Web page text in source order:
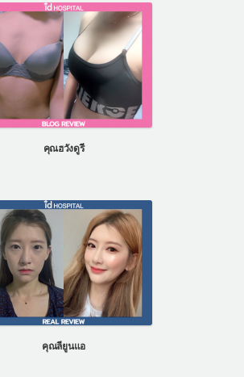
คุณฮวังดูรี
คุณลียูนแอ